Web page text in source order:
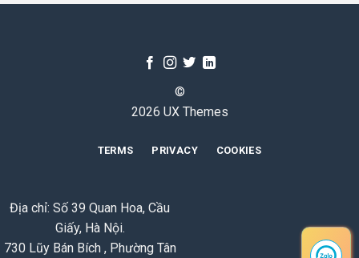
©
2026 UX Themes
TERMS PRIVACY COOKIES
Địa chỉ: Số 39 Quan Hoa, Cầu
Giấy, Hà Nội.
730 Lũy Bán Bích , Phường Tân